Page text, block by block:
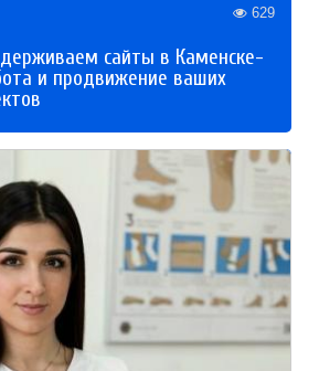
629
сайты в Каменске-
и продвижение ваших